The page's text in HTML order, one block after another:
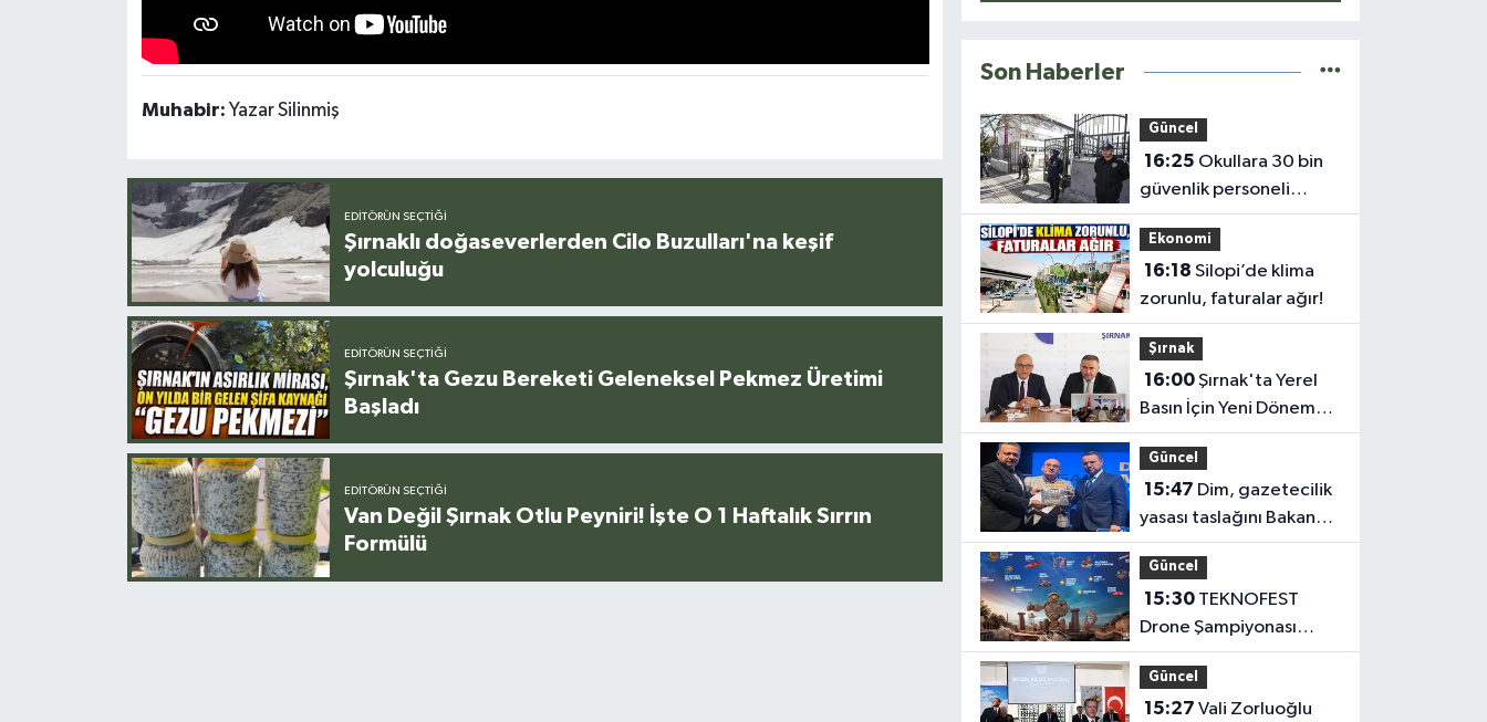
Muhabir: Yazar Silinmiş
EDITÖRÜN SEÇTIĞI
Şırnaklı doğaseverlerden Cilo Buzulları'na keşif
yolculuğu
EDITÖRÜN SEÇTIĞI
Şırnak'ta Gezu Bereketi Geleneksel Pekmez Üretimi
Başladı
EDITÖRÜN SEÇTIĞI
Van Değil Şırnak Otlu Peyniri! İşte O 1 Haftalık Sırrın
Formülü
Son Haberler
Güncel
16:25
güvenlik personeli
alınacak
Ekonomi
16:18
zorunlu, faturalar ağır!
Şırnak
16:00Şırnak'ta Yerel
Basın İçin Yeni Dönem
Başlıyor
Güncel
15:47
yasası taslağını Bakan
Gürlek'e sundu
Güncel
15:30TEKNOFEST
Drone Şampiyonası
Şırnak’ta başlayacak
Güncel
15:27